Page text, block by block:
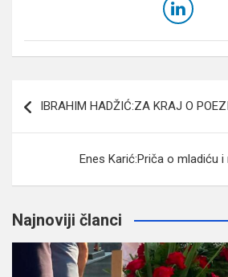
članaka
IBRAHIM HADŽIĆ:ZA KRAJ O
Enes Karić:Priča o mladiću
Najnoviji članci